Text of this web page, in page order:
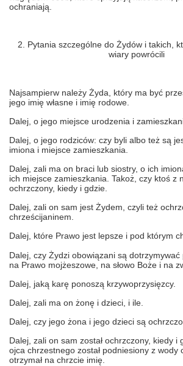
ochraniają.
2. Pytania szczególne do Żydów i takich,
wiary powrócili
Najsampierw należy Żyda, który ma być
jego imię własne i imię rodowe.
Dalej, o jego miejsce urodzenia i
Dalej, o jego rodziców: czy byli albo też są
imiona i miejsce zamieszkania.
Dalej, zali ma on braci lub siostry, o ich
ich miejsce zamieszkania. Takoż, czy ktoś z
ochrzczony, kiedy i gdzie.
Dalej, zali on sam jest Żydem, czyli też
chrześcijaninem.
Dalej, które Prawo jest lepsze i pod którym
Dalej, czy Żydzi obowiązani są dotrzymywać
na Prawo mojżeszowe, na słowo Boże i na
Dalej, jaką karę ponoszą krzywoprzysięzcy.
Dalej, zali ma on żonę i dzieci, i ile.
Dalej, czy jego żona i jego dzieci są
Dalej, zali on sam został ochrzczony, kiedy i
ojca chrzestnego został podniesiony z wody
otrzymał na chrzcie imię.